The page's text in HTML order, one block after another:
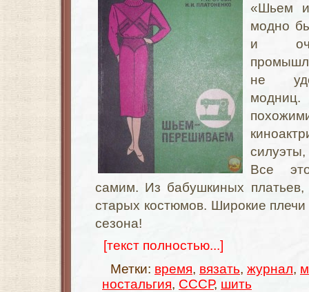
«Шьем
модно
и
не
Все
самим. Из бабушкиных
старых костюмов. Широкие
сезона!
[текст полностью...]
Метки: время, вязать, журнал,
ностальгия, СССР, шить